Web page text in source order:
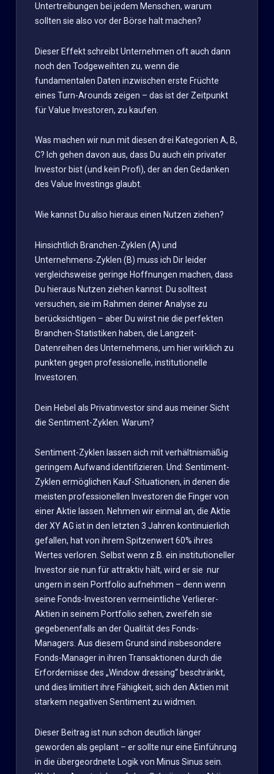
Untertreibungen bei jedem Menschen, warum
sollten sie also vor der Börse halt machen?
Dieser Effekt schreibt Unternehmen oft auch dann
noch den Todgeweihten zu, wenn die
fundamentalen Daten inzwischen erste Früchte
eines Turn-Arounds zeigen – das ist der Zeitpunkt
für Value Investoren, zu kaufen.
Was machen wir nun mit diesen drei Kategorien A, B,
C? Ich gehen davon aus, dass Du auch ein privater
Investor bist (und kein Profi), der an den Gedanken
des Value Investings glaubt.
Wie kannst Du also hieraus einen Nutzen ziehen?
Hinsichtlich Branchen-Zyklen (A) und
Unternehmens-Zyklen (B) muss ich Dir leider
vergleichsweise geringe Hoffnungen machen, dass
Du hieraus Nutzen ziehen kannst. Du solltest
versuchen, sie im Rahmen deiner Analyse zu
berücksichtigen – aber Du wirst nie die perfekten
Branchen-Statistiken haben, die Langzeit-
Datenreihen des Unternehmens, um hier wirklich zu
punkten gegen professionelle, institutionelle
Investoren.
Dein Hebel als Privatinvestor sind aus meiner Sicht
die Sentiment-Zyklen. Warum?
Sentiment-Zyklen lassen sich mit verhältnismäßig
geringem Aufwand identifizieren. Und: Sentiment-
Zyklen ermöglichen Kauf-Situationen, in denen die
meisten professionellen Investoren die Finger von
einer Aktie lassen. Nehmen wir einmal an, die Aktie
der XY AG ist in den letzten 3 Jahren kontinuierlich
gefallen, hat von ihrem Spitzenwert 60% ihres
Wertes verloren. Selbst wenn z.B. ein institutioneller
Investor sie nun für attraktiv hält, wird er sie nur
ungern in sein Portfolio aufnehmen – denn wenn
seine Fonds-Investoren vermeintliche Verlierer-
Aktien in seinem Portfolio sehen, zweifeln sie
gegebenenfalls an der Qualität des Fonds-
Managers. Aus diesem Grund sind insbesondere
Fonds-Manager in ihren Transaktionen durch die
Erfordernisse des „Window dressing“ beschränkt,
und dies limitiert ihre Fähigkeit, sich den Aktien mit
starkem negativen Sentiment zu widmen.
Dieser Beitrag ist nun schon deutlich länger
geworden als geplant – er sollte nur eine Einführung
in die übergeordnete Logik von Minus Sinus sein.